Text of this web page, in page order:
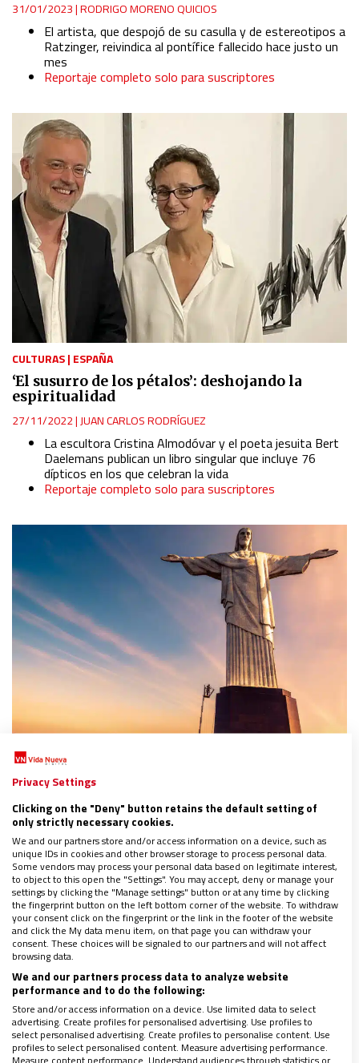
31/01/2023|RODRIGO MORENO QUICIOS
El artista, que despojó de su casulla y de estereotipos a
Ratzinger, reivindica al pontífice fallecido hace justo un
mes
Reportaje completo solo para suscriptores
CULTURAS| ESPAÑA
‘El susurro de los pétalos’: deshojando la
espiritualidad
27/11/2022| JUAN CARLOS RODRÍGUEZ
La escultora Cristina Almodóvar y el poeta jesuita Bert
Daelemans publican un libro singular que incluye 76
dípticos en los que celebran la vida
Reportaje completo solo para suscriptores
AMÉRICA|CULTURA
¡Viva el Corcovado!
03/09/2022|JUAN CARLOS RODRÍGUEZ
Un siglo después de que se pusiera su primera piedra, es
el gran emblema de Brasil, pero a la vez la
representación internacional más icónica de la fe
católica de América
Reportaje completo solo para suscriptores
Privacy Settings
Clicking on the "Deny" button retains the default setting of
only strictly necessary cookies.
We and our partners store and/or access information on a device, such as
unique IDs in cookies and other browser storage to process personal data.
Some vendors may process your personal data based on legitimate interest,
to object to this open the "Settings". You may accept, deny or manage your
settings by clicking the "Manage settings" button or at any time by clicking
the fingerprint button on the left bottom corner of the website. To withdraw
your consent click on the fingerprint or the link in the footer of the website
and click the My data menu item, on that page you can withdraw your
consent. These choices will be signaled to our partners and will not affect
browsing data.
We and our partners process data to analyze website
performance and to do the following:
Store and/or access information on a device. Use limited data to select
advertising. Create profiles for personalised advertising. Use profiles to
select personalised advertising. Create profiles to personalise content. Use
profiles to select personalised content. Measure advertising performance.
Measure content performance. Understand audiences through statistics or